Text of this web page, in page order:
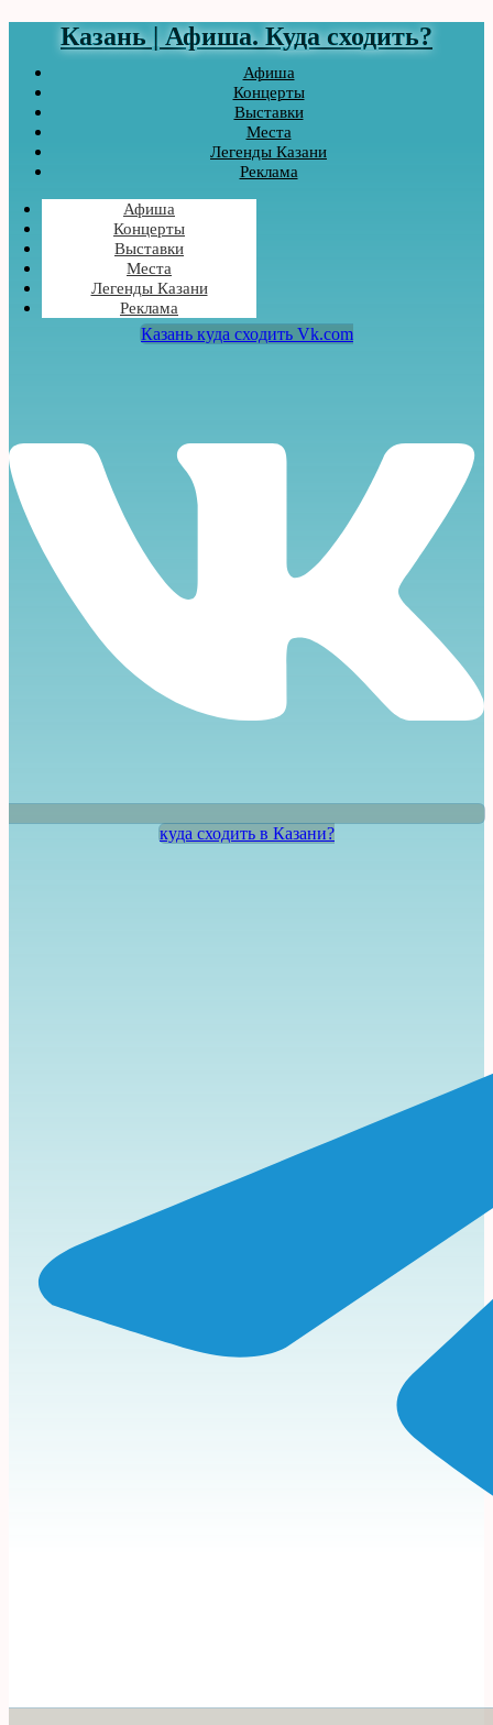
Казань | Афиша. Куда сходить?
Афиша
Концерты
Выставки
Места
Легенды Казани
Реклама
Афиша
Концерты
Выставки
Места
Легенды Казани
Реклама
Казань куда сходить Vk.com
куда сходить в Казани?